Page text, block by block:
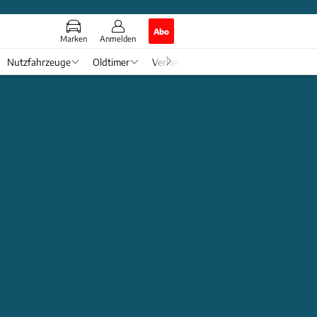
Marken Anmelden
Abo
Nutzfahrzeuge Oldtimer Verkehr